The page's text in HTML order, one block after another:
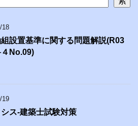
18
設置基準に関する問題解説(R03
No.09)
19
ス-建築士試験対策